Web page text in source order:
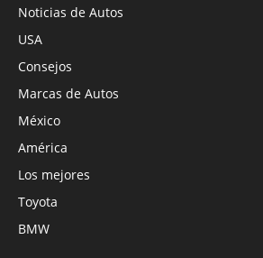
Noticias de Autos
USA
Consejos
Marcas de Autos
México
América
Los mejores
Toyota
BMW